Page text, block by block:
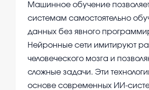
Машинное обучение
системам самостоятельно
данных без явного
Нейронные сети имитируют
человеческого мозга и
сложные задачи. Эти
основе современных ИИ-